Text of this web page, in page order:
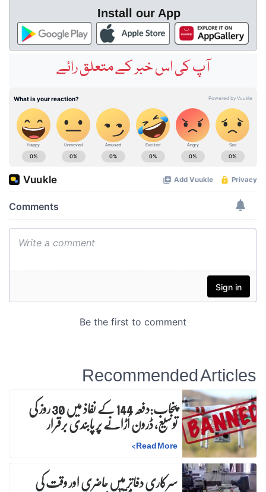
Install our App
آپ کی اس خبر کے متعلق رائے
Recommended Articles
پنجاب:دفعہ 144 کے نفاذ میں 30 روز کیتوسیع، ڈرون اُڑانے پر پابندی برقرار
Read More
>
سرکاری دفاتر میں حاضری اور وقت کی